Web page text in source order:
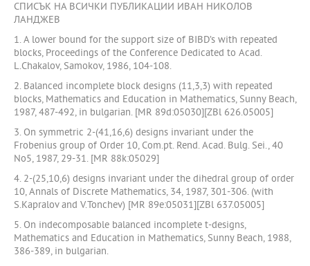
СПИСЪК НА ВСИЧКИ ПУБЛИКАЦИИ ИВАН НИКОЛОВ
ЛАНДЖЕВ
1. A lower bound for the support size of BIBD’s with repeated
blocks, Proceedings of the Conference Dedicated to Acad.
L.Chakalov, Samokov, 1986, 104-108.
2. Balanced incomplete block designs (11,3,3) with repeated
blocks, Mathematics and Education in Mathematics, Sunny Beach,
1987, 487-492, in bulgarian. [MR 89d:05030][ZBl 626.05005]
3. On symmetric 2-(41,16,6) designs invariant under the
Frobenius group of Order 10, Com.pt. Rend. Acad. Bulg. Sei., 40
No5, 1987, 29-31. [MR 88k:05029]
4. 2-(25,10,6) designs invariant under the dihedral group of order
10, Annals of Discrete Mathematics, 34, 1987, 301-306. (with
S.Kapralov and V.Tonchev) [MR 89e:05031][ZBl 637.05005]
5. On indecomposable balanced incomplete t-designs,
Mathematics and Education in Mathematics, Sunny Beach, 1988,
386-389, in bulgarian.